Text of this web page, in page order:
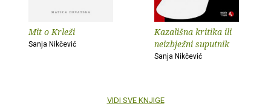
Mit o Krleži
Sanja Nikčević
Kazališna kritika ili
neizbježni suputnik
Sanja Nikčević
VIDI SVE KNJIGE